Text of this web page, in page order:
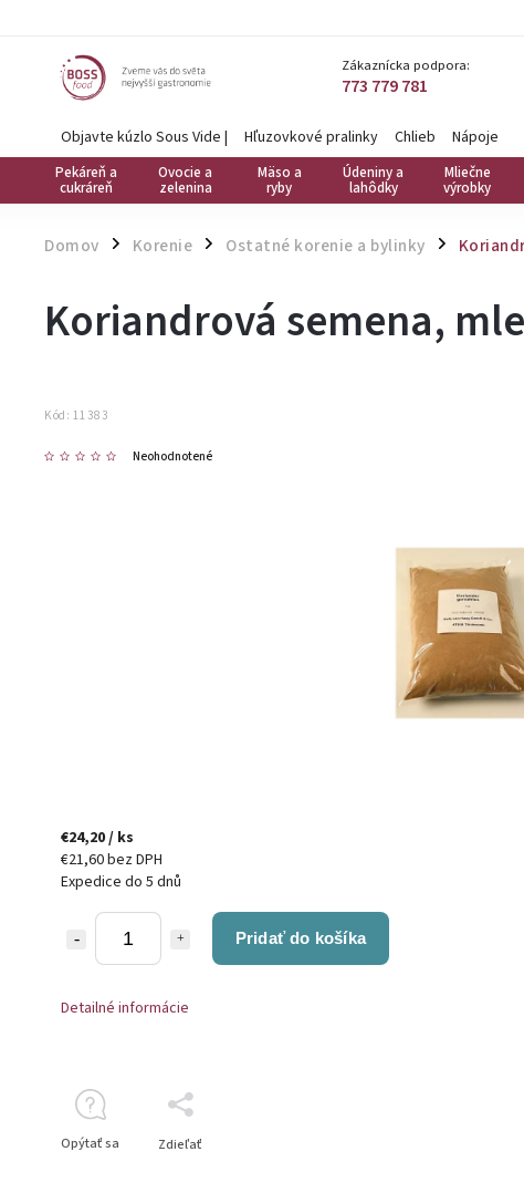
Zákaznícka podpora:
773 779 781
Objavte kúzlo Sous Vide | Hľuzovkové pralinky Chlieb Nápoje
Pekáreň a
cukráreň
Ovocie a
zelenina
Mäso a
ryby
Údeniny a
lahôdky
Mliečne
výrobky
Domov / Korenie / Ostatné korenie a bylinky /
Koriandrová semena,
Kód: 11383
Neohodnotené
€24,20/ ks
€21,60 bez DPH
Expedice do 5 dnů
Pridať do košíka
Detailné informácie
Opýtať sa Zdieľať